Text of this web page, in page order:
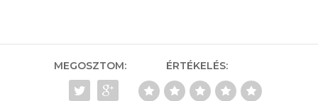
MEGOSZTOM: ÉRTÉKELÉS: